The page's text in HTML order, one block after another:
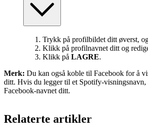
Trykk på profilbildet ditt øverst,
Klikk på profilnavnet ditt og
Klikk på LAGRE.
Merk: Du kan også koble til Facebook for å
ditt. Hvis du legger til et Spotify-visningsnavn,
Facebook-navnet ditt.
Relaterte artikler